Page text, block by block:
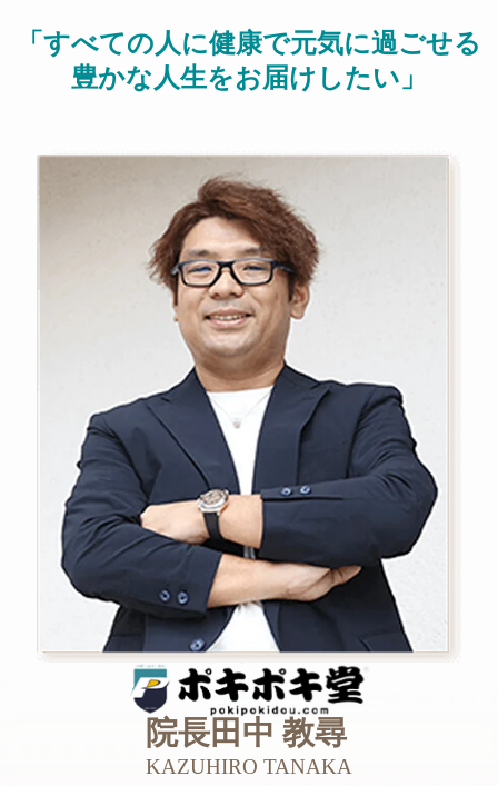
「すべての人に健康で元気に過ごせる
豊かな人生をお届けしたい」
院長田中 教尋
KAZUHIRO TANAKA